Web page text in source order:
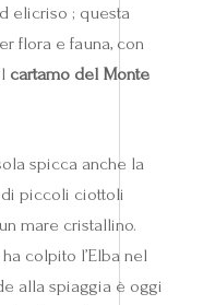
elicriso ; questa
flora e fauna, con
cartamo del Monte
spicca anche la
piccoli ciottoli
mare cristallino.
colpito l’Elba nel
alla spiaggia è oggi